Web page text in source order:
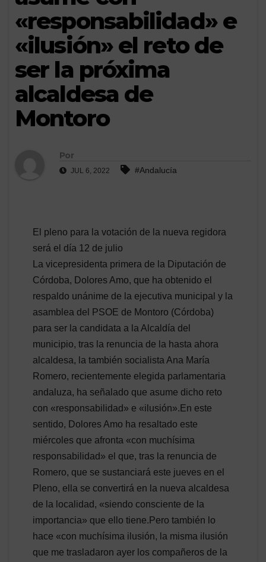
«responsabilidad» e
«ilusión» el reto de
ser la próxima
alcaldesa de
Montoro
Por
JUL 6, 2022 #Andalucía
El pleno para la votación de la nueva regidora
será el día 12 de julio
La vicepresidenta primera de la Diputación de
Córdoba, Dolores Amo, que ha obtenido el
respaldo unánime de la ejecutiva municipal y la
asamblea del PSOE de Montoro (Córdoba)
para ser la candidata a la Alcaldía del
municipio, tras la renuncia de la hasta ahora
alcaldesa, la también socialista Ana María
Romero, recientemente elegida parlamentaria
andaluza, ha señalado que asume dicho reto
con «responsabilidad» e «ilusión».En este
sentido, Dolores Amo ha resaltado este
miércoles que afronta «con muchísima
responsabilidad» el que, tras la renuncia de
Romero, que se sustanciará este jueves en el
Pleno, ella se convertirá en la nueva alcaldesa
de la localidad, «siendo consciente de la
importancia» que ello tiene.Pero también lo
hace «con muchísima ilusión, la misma ilusión
que me trasladaron ayer los compañeros de la